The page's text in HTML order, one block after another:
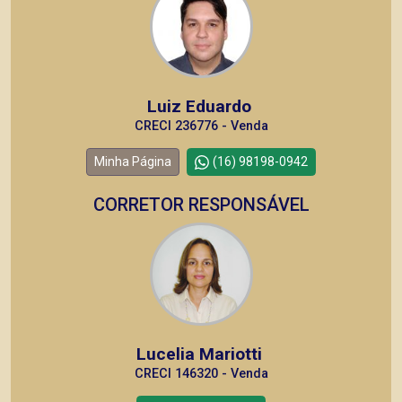
Luiz Eduardo
CRECI 236776 - Venda
Minha Página (16) 98198-0942
CORRETOR RESPONSÁVEL
Lucelia Mariotti
CRECI 146320 - Venda